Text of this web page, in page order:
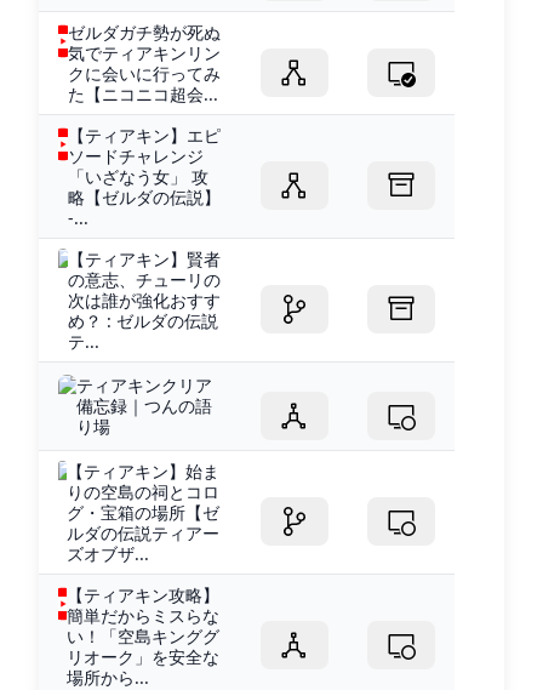
ゼルダガチ勢が死ぬ
気でティアキンリン
クに会いに行ってみ
た【ニコニコ超会...
【ティアキン】エピ
ソードチャレンジ
「いざなう女」 攻
略【ゼルダの伝説】
-...
【ティアキン】賢者
の意志、チューリの
次は誰が強化おすす
め？ : ゼルダの伝説
テ...
ティアキンクリア
備忘録｜つんの語
り場
【ティアキン】始ま
りの空島の祠とコロ
グ・宝箱の場所【ゼ
ルダの伝説ティアー
ズオブザ...
【ティアキン攻略】
簡単だからミスらな
い！「空島キンググ
リオーク」を安全な
場所から...